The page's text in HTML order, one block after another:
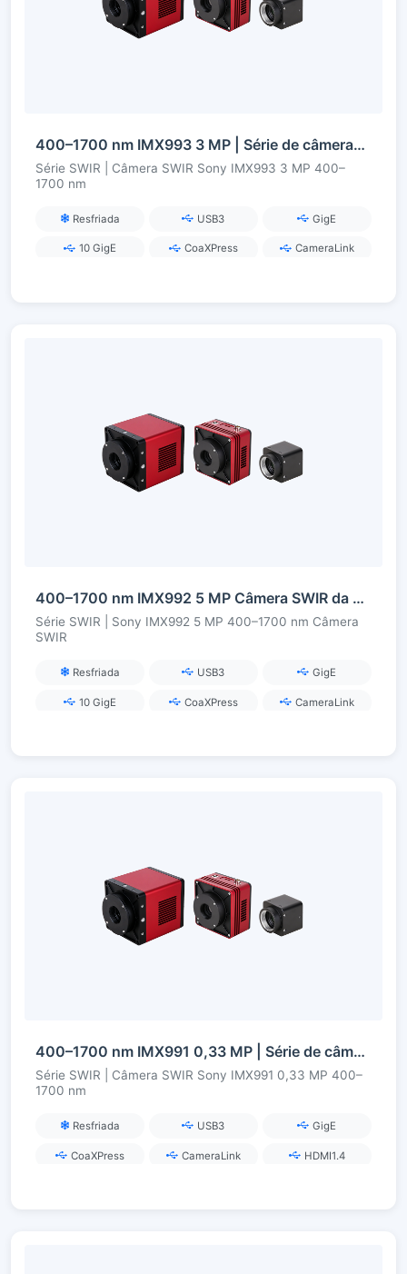
400–1700 nm IMX993 3 MP | Série de câmeras SWIR InGaAs
Série SWIR | Câmera SWIR Sony IMX993 3 MP 400–
1700 nm
Resfriada USB3 GigE
10 GigE CoaXPress CameraLink
400–1700 nm IMX992 5 MP Câmera SWIR da série InGaAs
Série SWIR | Sony IMX992 5 MP 400–1700 nm Câmera
SWIR
Resfriada USB3 GigE
10 GigE CoaXPress CameraLink
400–1700 nm IMX991 0,33 MP | Série de câmeras SWIR InGaAs
Série SWIR | Câmera SWIR Sony IMX991 0,33 MP 400–
1700 nm
Resfriada USB3 GigE
CoaXPress CameraLink HDMI1.4